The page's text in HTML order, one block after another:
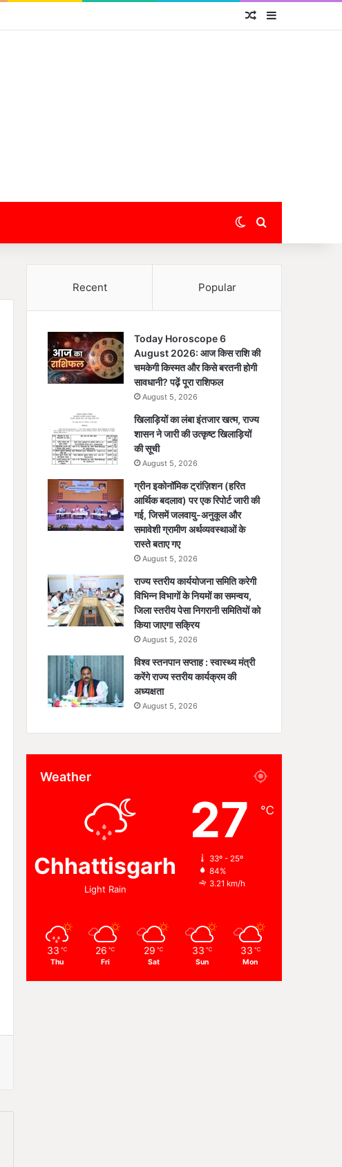
Random Article
Switch skin
Recent Popular
Today Horoscope 6
August 2026: आज किस राशि की
चमकेगी किस्मत और किसे बरतनी होगी
सावधानी? पढ़ें पूरा राशिफल
August 5, 2026
खिलाड़ियों का लंबा इंतजार खत्म, राज्य
शासन ने जारी की उत्कृष्ट खिलाड़ियों
की सूची
August 5, 2026
ग्रीन इकोनॉमिक ट्रांज़िशन (हरित
आर्थिक बदलाव) पर एक रिपोर्ट जारी की
गई, जिसमें जलवायु-अनुकूल और
समावेशी ग्रामीण अर्थव्यवस्थाओं के
रास्ते बताए गए
August 5, 2026
राज्य स्तरीय कार्ययोजना समिति करेगी
विभिन्न विभागों के नियमों का समन्वय,
जिला स्तरीय पेसा निगरानी समितियों को
किया जाएगा सक्रिय
August 5, 2026
विश्व स्तनपान सप्ताह : स्वास्थ्य मंत्री
करेंगे राज्य स्तरीय कार्यक्रम की
अध्यक्षता
August 5, 2026
Weather
Chhattisgarh
Light Rain
27 ℃
33º - 25º
84%
3.21 km/h
33 ℃
Thu
26 ℃
Fri
29 ℃
Sat
33 ℃
Sun
33 ℃
Mon